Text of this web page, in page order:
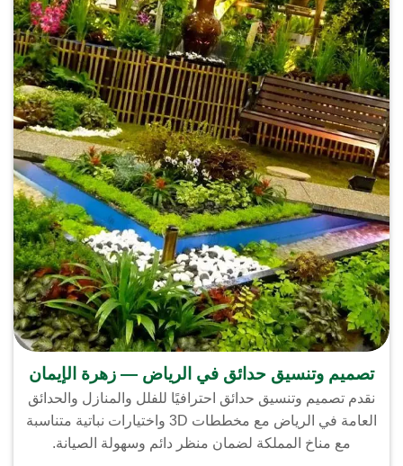
تصميم وتنسيق حدائق في الرياض — زهرة الإيمان
نقدم تصميم وتنسيق حدائق احترافيًا للفلل والمنازل والحدائق
العامة في الرياض مع مخططات 3D واختيارات نباتية متناسبة
مع مناخ المملكة لضمان منظر دائم وسهولة الصيانة.